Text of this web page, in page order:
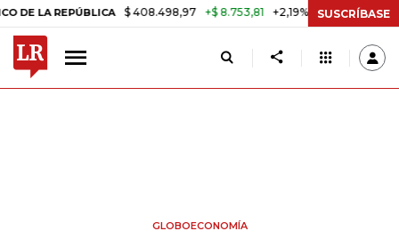
REPÚBLICA $ 408.498,97 +$ 8.753,81 +2,19% TASA DE USURA
SUSCRÍBASE
GLOBOECONOMÍA